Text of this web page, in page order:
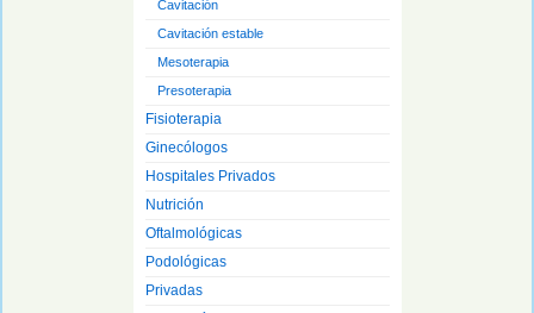
Cavitación
Cavitación estable
Mesoterapia
Presoterapia
Fisioterapia
Ginecólogos
Hospitales Privados
Nutrición
Oftalmológicas
Podológicas
Privadas